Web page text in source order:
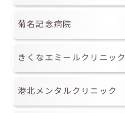
菊名記念病院
きくなエミールクリニック
港北メンタルクリニック